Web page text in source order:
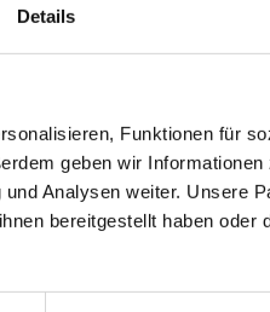
Details
Funktionen für
geben wir
Analysen weiter. Unsere
bereitgestellt haben oder